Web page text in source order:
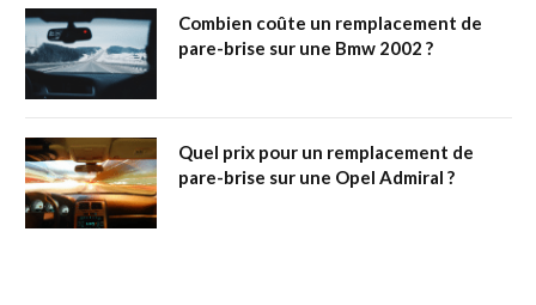
Combien coûte un remplacement de
pare-brise sur une Bmw 2002 ?
Quel prix pour un remplacement de
pare-brise sur une Opel Admiral ?